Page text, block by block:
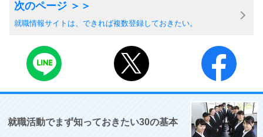
就職情報サイトは、できれば複数登録しておきたい。
就職活動でまず知っておきたい30の基本